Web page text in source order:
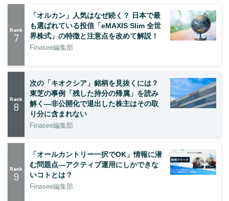
Rank
7
「オルカン」人気はなぜ続く？ 日本で最
も選ばれている投信「eMAXIS Slim 全世
界株式」の特徴と注意点を改めて解説！
Finasee編集部
Rank
8
次の「キオクシア」銘柄を見抜くには？
東芝の事例「残した持分の帰属」を読み
解く—非公開化で退出した株主はその取
り分に含まれない
Finasee編集部
Rank
9
「オールカントリー一択でOK」情報に潜
む問題点―アクティブ運用にしかできな
いコトとは？
Finasee編集部